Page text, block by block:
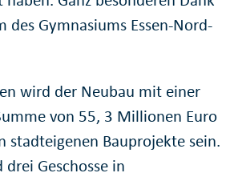
des Gymnasiums Essen-Nord-
wird der Neubau mit einer
von 55, 3 Millionen Euro
stadteigenen Bauprojekte sein.
Geschosse in